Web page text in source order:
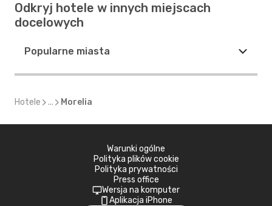
Odkryj hotele w innych miejscach
docelowych
Popularne miasta
Hotele ... Morelia
Warunki ogólne
Polityka plików cookie
Polityka prywatności
Press office
Wersja na komputer
Aplikacja iPhone